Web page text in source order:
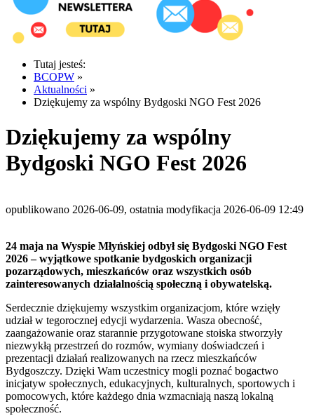
Tutaj jesteś:
BCOPW »
Aktualności »
Dziękujemy za wspólny Bydgoski NGO Fest 2026
Dziękujemy za wspólny
Bydgoski NGO Fest 2026
opublikowano 2026-06-09, ostatnia modyfikacja 2026-06-09 12:49
24 maja na Wyspie Młyńskiej odbył się Bydgoski NGO Fest
2026 – wyjątkowe spotkanie bydgoskich organizacji
pozarządowych, mieszkańców oraz wszystkich osób
zainteresowanych działalnością społeczną i obywatelską.
Serdecznie dziękujemy wszystkim organizacjom, które wzięły
udział w tegorocznej edycji wydarzenia. Wasza obecność,
zaangażowanie oraz starannie przygotowane stoiska stworzyły
niezwykłą przestrzeń do rozmów, wymiany doświadczeń i
prezentacji działań realizowanych na rzecz mieszkańców
Bydgoszczy. Dzięki Wam uczestnicy mogli poznać bogactwo
inicjatyw społecznych, edukacyjnych, kulturalnych, sportowych i
pomocowych, które każdego dnia wzmacniają naszą lokalną
społeczność.